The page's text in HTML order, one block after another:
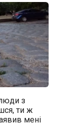
з
ти ж
мені